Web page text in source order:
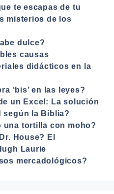
te escapas de tu
misterios de los
dulce?
causas
didácticos en la
‘bis’ en las leyes?
un Excel: La solución
según la Biblia?
una tortilla con moho?
House? El
Laurie
mercadológicos?